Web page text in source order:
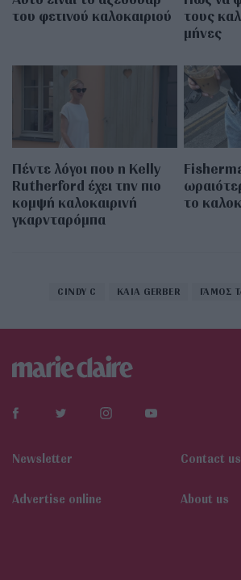
του φετινού καλοκαιριού
τους
μήνες
Πέντε λόγοι που η Kelly
Rutherford έχει την πιο
κομψή καλοκαιρινή
γκαρνταρόμπα
το
CINDY C KAIA GERBER ΓΑΜΟΣ
Newsletter Contact us
Αdvertise online About us